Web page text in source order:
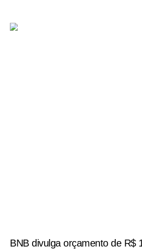
BNB divulga orçamento de R$